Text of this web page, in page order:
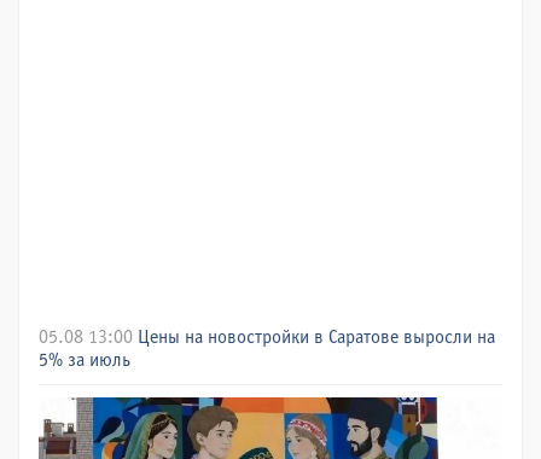
05.08 13:00
Цены на новостройки в Саратове выросли на
5% за июль